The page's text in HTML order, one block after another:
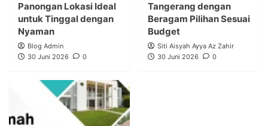
Panongan Lokasi Ideal
untuk Tinggal dengan
Nyaman
Blog Admin
30 Juni 2026
0
Tangerang dengan
Beragam Pilihan Sesuai
Budget
Siti Aisyah Ayya Az Zahir
30 Juni 2026
0